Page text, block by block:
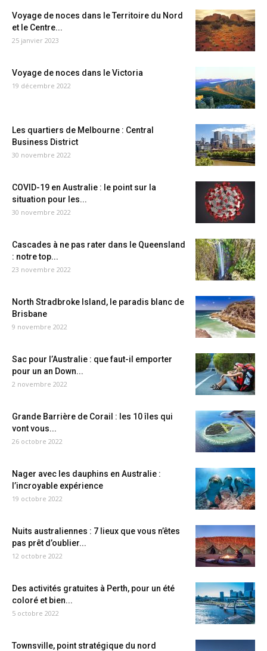
Voyage de noces dans le Territoire du Nord
et le Centre...
25 janvier 2023
Voyage de noces dans le Victoria
19 décembre 2022
Les quartiers de Melbourne : Central
Business District
30 novembre 2022
COVID-19 en Australie : le point sur la
situation pour les...
30 novembre 2022
Cascades à ne pas rater dans le Queensland
: notre top...
23 novembre 2022
North Stradbroke Island, le paradis blanc de
Brisbane
9 novembre 2022
Sac pour l’Australie : que faut-il emporter
pour un an Down...
2 novembre 2022
Grande Barrière de Corail : les 10 îles qui
vont vous...
26 octobre 2022
Nager avec les dauphins en Australie :
l’incroyable expérience
19 octobre 2022
Nuits australiennes : 7 lieux que vous n’êtes
pas prêt d’oublier...
12 octobre 2022
Des activités gratuites à Perth, pour un été
coloré et bien...
5 octobre 2022
Townsville, point stratégique du nord